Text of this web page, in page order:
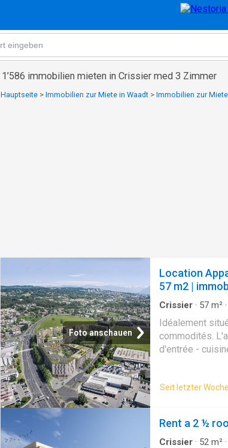
1’586 immobilien mieten in Crissier med 3 Zimmer
Hauptseite > Immobilien zur Miete in Waadt > Immobilien zur
Foto anschauen
Location
57 m2 |
Crissier · 57 m² ·
Idéalement
commodités.
d'entrée -
Seit letzter Woche
Rent a 2 ½
Crissier · 52 m² ·